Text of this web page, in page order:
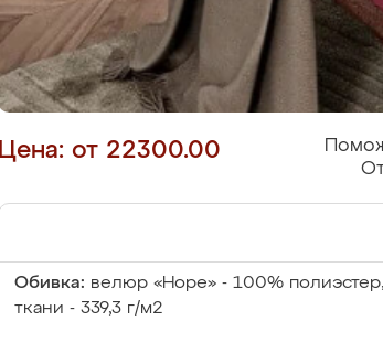
Цена: от 22300.00
Обивка: велюр «Hope» - 100%
ткани - 339,3 г/м2